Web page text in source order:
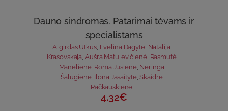
Dauno sindromas. Patarimai tėvams ir
specialistams
Algirdas Utkus, Evelina Dagytė Natalija
Krasovskaja,Aušra Matulevičienė, Rasmutė
Manelienė, Roma Jusienė, Neringa
Šalugienė Ilona Jasaitytė ,Skaidrė
Račkauskienė
4.32€